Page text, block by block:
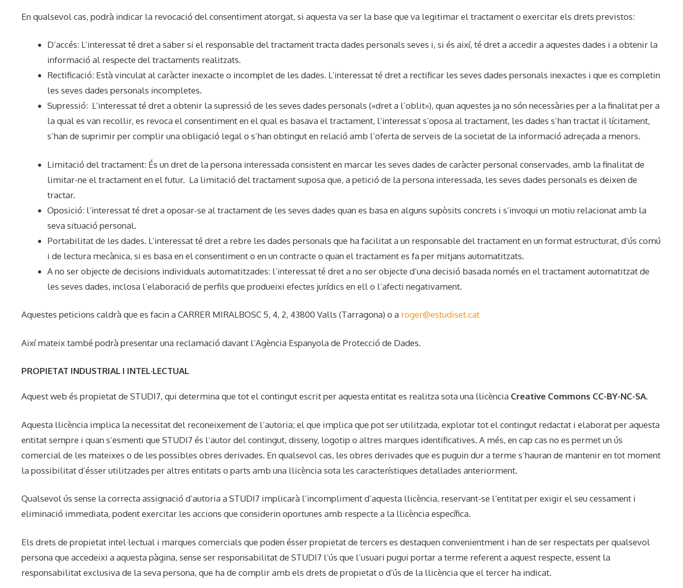
En qualsevol cas, podrà indicar la revocació del consentiment atorgat, si aquesta va ser la base que va legitimar el tractament o exercitar els drets previstos:
D’accés: L’interessat té dret a saber si el responsable del tractament tracta dades personals seves i, si és així, té dret a accedir a aquestes dades i a obtenir la
informació al respecte del tractaments realitzats.
Rectificació: Està vinculat al caràcter inexacte o incomplet de les dades. L’interessat té dret a rectificar les seves dades personals inexactes i que es completin
les seves dades personals incompletes.
Supressió: L’interessat té dret a obtenir la supressió de les seves dades personals («dret a l’oblit»), quan aquestes ja no són necessàries per a la finalitat per a
la qual es van recollir, es revoca el consentiment en el qual es basava el tractament, l’interessat s’oposa al tractament, les dades s’han tractat il·lícitament,
s’han de suprimir per complir una obligació legal o s’han obtingut en relació amb l’oferta de serveis de la societat de la informació adreçada a menors.
Limitació del tractament: És un dret de la persona interessada consistent en marcar les seves dades de caràcter personal conservades, amb la finalitat de
limitar-ne el tractament en el futur. La limitació del tractament suposa que, a petició de la persona interessada, les seves dades personals es deixen de
tractar.
Oposició: l’interessat té dret a oposar-se al tractament de les seves dades quan es basa en alguns supòsits concrets i s’invoqui un motiu relacionat amb la
seva situació personal.
Portabilitat de les dades. L’interessat té dret a rebre les dades personals que ha facilitat a un responsable del tractament en un format estructurat, d’ús comú
i de lectura mecànica, si es basa en el consentiment o en un contracte o quan el tractament es fa per mitjans automatitzats.
A no ser objecte de decisions individuals automatitzades: l’interessat té dret a no ser objecte d’una decisió basada només en el tractament automatitzat de
les seves dades, inclosa l’elaboració de perfils que produeixi efectes jurídics en ell o l’afecti negativament.
Aquestes peticions caldrà que es facin a CARRER MIRALBOSC 5, 4, 2, 43800 Valls (Tarragona) o a roger@estudiset.cat
Així mateix també podrà presentar una reclamació davant l’Agència Espanyola de Protecció de Dades.
PROPIETAT INDUSTRIAL I INTEL·LECTUAL
Aquest web és propietat de STUDI7, qui determina que tot el contingut escrit per aquesta entitat es realitza sota una llicència Creative Commons CC-BY-NC-SA.
Aquesta llicència implica la necessitat del reconeixement de l’autoria; el que implica que pot ser utilitzada, explotar tot el contingut redactat i elaborat per aquesta
entitat sempre i quan s’esmenti que STUDI7 és l’autor del contingut, disseny, logotip o altres marques identificatives. A més, en cap cas no es permet un ús
comercial de les mateixes o de les possibles obres derivades. En qualsevol cas, les obres derivades que es puguin dur a terme s’hauran de mantenir en tot moment
la possibilitat d’ésser utilitzades per altres entitats o parts amb una llicència sota les característiques detallades anteriorment.
Qualsevol ús sense la correcta assignació d’autoria a STUDI7 implicarà l’incompliment d’aquesta llicència, reservant-se l’entitat per exigir el seu cessament i
eliminació immediata, podent exercitar les accions que considerin oportunes amb respecte a la llicència específica.
Els drets de propietat intel·lectual i marques comercials que poden ésser propietat de tercers es destaquen convenientment i han de ser respectats per qualsevol
persona que accedeixi a aquesta pàgina, sense ser responsabilitat de STUDI7 l’ús que l’usuari pugui portar a terme referent a aquest respecte, essent la
responsabilitat exclusiva de la seva persona, que ha de complir amb els drets de propietat o d’ús de la llicència que el tercer ha indicat.